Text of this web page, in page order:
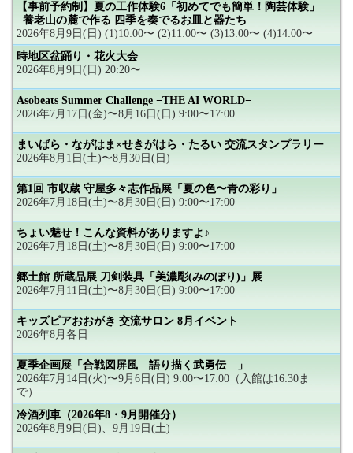
【事前予約制】夏の工作体験6「初めてでも簡単！陶芸体験」
−養老山の麓で作る 四季を奏でるお皿と器たち−
2026年8月9日(日) (1)10:00〜 (2)11:00〜 (3)13:00〜 (4)14:00〜
時地区盆踊り・花火大会
2026年8月9日(日) 20:20〜
Asobeats Summer Challenge −THE AI WORLD−
2026年7月17日(金)〜8月16日(日) 9:00〜17:00
まいばら・ながはま×せきがはら・たるい 交流スタンプラリー
2026年8月1日(土)〜8月30日(日)
第1回 市収蔵 守屋多々志作品展「夏の色〜青の彩り」
2026年7月18日(土)〜8月30日(日) 9:00〜17:00
ちょい魅せ！こんな資料がありますよ♪
2026年7月18日(土)〜8月30日(日) 9:00〜17:00
郷土館 所蔵品展 刀剣装具「美濃彫(みのぼり)」展
2026年7月11日(土)〜8月30日(日) 9:00〜17:00
キッズピアおおがき 交流サロン 8月イベント
2026年8月各日
夏季企画展「合戦図屏風―語り描く武勇伝―」
2026年7月14日(火)〜9月6日(日) 9:00〜17:00（入館は16:30ま
で）
冷酒列車（2026年8・9月開催分）
2026年8月9日(日)、9月19日(土)